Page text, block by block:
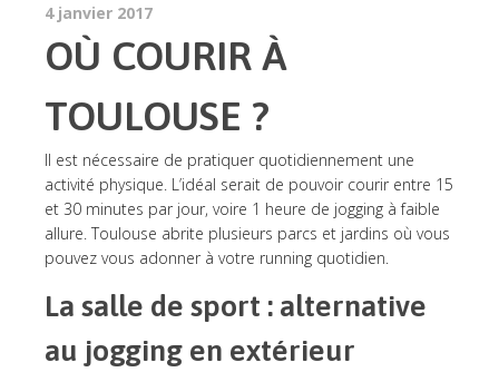
4 janvier 2017
OÙ COURIR À
TOULOUSE ?
Il est nécessaire de pratiquer quotidiennement une
activité physique. L’idéal serait de pouvoir courir entre 15
et 30 minutes par jour, voire 1 heure de jogging à faible
allure. Toulouse abrite plusieurs parcs et jardins où vous
pouvez vous adonner à votre running quotidien.
La salle de sport : alternative
au jogging en extérieur